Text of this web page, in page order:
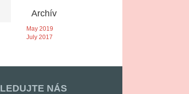
Archív
May 2019
July 2017
NÁS